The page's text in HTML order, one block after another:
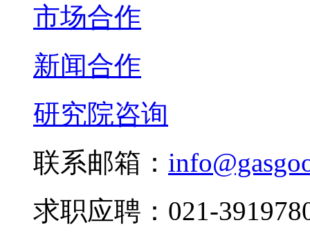
市场合作
新闻合作
研究院咨询
联系邮箱：
求职应聘：021-